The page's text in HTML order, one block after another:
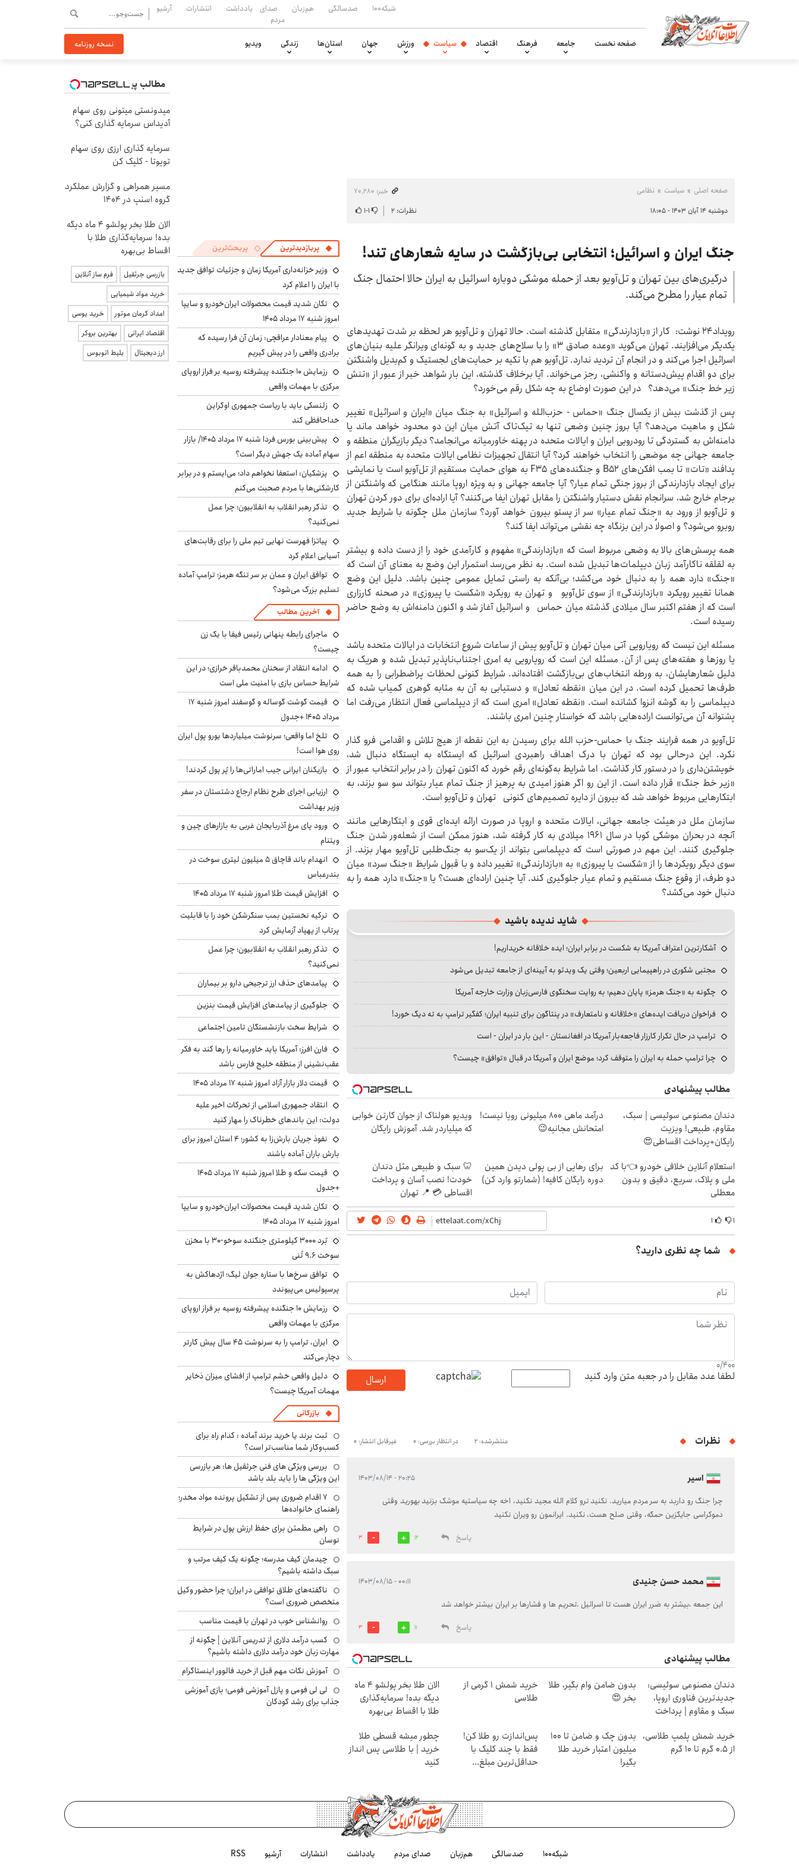
شبکه۱۰۰ صدسالگی هم‌زبان
صدای
مردم
یادداشت انتشارات آرشیو
صفحه نخست جامعه فرهنگ اقتصاد سیاست ورزش جهان استان‌ها زندگی ویدیو نسخه روزنامه
صفحه اصلی سیاست نظامی
خبر: ۷۰٬۲۸۰
دوشنبه ۱۴ آبان ۱۴۰۳ - ۱۸:۰۵
نظرات: ۲ ۱-۱
جنگ ایران و اسرائیل؛ انتخابی بی‌بازگشت در سایه شعارهای تند!
درگیری‌های بین تهران و تل‌آویو بعد از حمله موشکی دوباره اسرائیل به ایران حالا احتمال جنگ
تمام عیار را مطرح می‌کند.
رویداد۲۴ نوشت: کار از «بازدارندگی» متقابل گذشته است. حالا تهران و تل‌آویو هر لحظه بر شدت تهدیدهای
یکدیگر می‌افزایند. تهران می‌گوید «وعده صادق ۳» را با سلاح‌های جدید و به گونه‌ای ویرانگر علیه بنیان‌های
اسرائیل اجرا می‌کند و در انجام آن تردید ندارد. تل‌آویو هم با تکیه بر حمایت‌های لجستیک و کم‌بدیل واشنگتن
برای دو اقدام پیش‌دستانه و واکنشی، رجز می‌خواند. آیا برخلاف گذشته، این بار شواهد خبر از عبور از «تنش
زیر خط جنگ» می‌دهد؟ در این صورت اوضاع به چه شکل رقم می‌خورد؟
پس از گذشت بیش از یکسال جنگ «حماس - حزب‌الله و اسرائیل» به جنگ میان «ایران و اسرائیل» تغییر
شکل و ماهیت می‌دهد؟ آیا بروز چنین وضعی تنها به تیک‌تاک آتش میان این دو محدود خواهد ماند یا
دامنه‌اش به گستردگی تا رودرویی ایران و ایالات متحده در پهنه خاورمیانه می‌انجامد؟ دیگر بازیگران منطقه و
جامعه جهانی چه موضعی را انتخاب خواهند کرد؟ آیا انتقال تجهیزات نظامی ایالات متحده به منطقه اعم از
پدافند «تات» تا بمب افکن‌های B۵۲ و جنگنده‌های F۳۵ به هوای حمایت مستقیم از تل‌آویو است یا نمایشی
برای ایجاد بازدارندگی از بروز جنگی تمام عیار؟ آیا جامعه جهانی و به ویژه اروپا مانند هنگامی که واشنگتن از
برجام خارج شد، سرانجام نقش دستیار واشنگتن را مقابل تهران ایفا می‌کنند؟ آیا اراده‌ای برای دور کردن تهران
و تل‌آویو از ورود به «جنگ تمام عیار» سر از پستو بیرون خواهد آورد؟ سازمان ملل چگونه با شرایط جدید
روبرو می‌شود؟ و اصولاُ در این بزنگاه چه نقشی می‌تواند ایفا کند؟
همه پرسش‌های بالا به وضعی مربوط است که «بازدارندگی» مفهوم و کارآمدی خود را از دست داده و بیشتر
به لقلقه ناکارآمد زبان دیپلمات‌ها تبدیل شده است. به نظر می‌رسد استمرار این وضع به معنای آن است که
«جنگ» دارد همه را به دنبال خود می‌کشد؛ بی‌آنکه به راستی تمایل عمومی چنین باشد. دلیل این وضع
همانا تغییر رویکرد «بازدارندگی» از سوی تل‌آویو و تهران به رویکرد «شکست یا پیروزی» در صحنه کارزاری
است که از هفتم اکتبر سال میلادی گذشته میان حماس و اسرائیل آغاز شد و اکنون دامنه‌اش به وضع حاضر
رسیده است.
مسئله این نیست که رویارویی آتی میان تهران و تل‌آویو پیش از ساعات شروع انتخابات در ایالات متحده باشد
یا روزها و هفته‌های پس از آن. مسئله این است که رویارویی به امری اجتناب‌ناپذیر تبدیل شده و هریک به
دلیل شعارهایشان، به ورطه انتخاب‌های بی‌بازگشت افتاده‌اند. شرایط کنونی لحظات پراضطرابی را به همه
طرف‌ها تحمیل کرده است. در این میان «نقطه تعادل» و دستیابی به آن به مثابه گوهری کمیاب شده که
دیپلماسی را به گوشه انزوا کشانده است. «نقطه تعادل» امری است که از دیپلماسی فعال انتظار می‌رفت اما
پشتوانه آن می‌توانست اراده‌هایی باشد که خواستار چنین امری باشند.
تل‌آویو در همه فرایند جنگ با حماس-حزب الله برای رسیدن به این نقطه از هیچ تلاش و اقدامی فرو گذار
نکرد. این درحالی بود که تهران با درک اهداف راهبردی اسرائیل که ایستگاه به ایستگاه دنبال شد،
خویشتن‌داری را در دستور کار گذاشت. اما شرایط به‌گونه‌ای رقم خورد که اکنون تهران را در برابر انتخاب‌ عبور از
«زیر خط جنگ» قرار داده است. از این رو اگر هنوز امیدی به پرهیز از جنگ تمام عیار بتواند سو سو بزند، به
ابتکارهایی مربوط خواهد شد که بیرون از دایره تصمیم‌های کنونی تهران و تل‌آویو است.
سازمان ملل در هیئت جامعه جهانی، ایالات متحده و اروپا در صورت ارائه ایده‌ای قوی و ابتکارهایی مانند
آنچه در بحران موشکی کوبا در سال ۱۹۶۱ میلادی به کار گرفته شد، هنوز ممکن است از شعله‌ور شدن جنگ
جلوگیری کنند. این مهم در صورتی است که دیپلماسی بتواند از یک‌سو به جنگ‌طلبی تل‌آویو مهار بزند. از
سوی دیگر رویکردها را از «شکست یا پیروزی» به «بازدارندگی» تغییر داده و با قبول شرایط «جنگ سرد» میان
دو طرف، از وقوع جنگ مستقیم و تمام عیار جلوگیری کند. آیا چنین اراده‌ای هست؟ یا «جنگ» دارد همه را به
دنبال خود می‌کشد؟
شاید ندیده باشید
آشکارترین اعتراف آمریکا به شکست در برابر ایران؛ ایده خلاقانه خریداریم!
مجتبی شکوری در راهپیمایی اربعین؛ وقتی یک ویدئو به آیینه‌ای از جامعه تبدیل می‌شود
چگونه به «جنگ هرمز» پایان دهیم؛ به روایت سخنگوی فارسی‌زبان وزارت خارجه آمریکا
فراخوان دریافت ایده‌های «خلاقانه و نامتعارف» در پنتاگون برای تنبیه ایران؛ کفگیر ترامپ به ته دیگ خورد!
ترامپ در حال تکرار کارزار فاجعه‌بار آمریکا در افغانستان - این بار در ایران - است
چرا ترامپ حمله به ایران را متوقف کرد؛ موضع ایران و آمریکا در قبال «توافق» چیست؟
مطالب پیشنهادی
دندان مصنوعی سوئیسی | سبک،
مقاوم، طبیعی! ویزیت
رایگان+پرداخت اقساطی😍
درآمد ماهی 800 میلیونی رویا نیست!
امتحانش مجانیه😉
ویدیو هولناک از جوان کارتن خوابی
که میلیاردر شد. آموزش رایگان
استعلام آنلاین خلافی خودرو 👈با کد
ملی و پلاک، سریع، دقیق و بدون
معطلی
برای رهایی از بی پولی دیدن همین
دوره رایگان کافیه! (شمارتو وارد کن)
🦷 سبک و طبیعی مثل دندان
خودت! نصب آسان و پرداخت
اقساطی 💳 📍 تهران
۱ ۱
شما چه نظری دارید؟
0/400
لطفا عدد مقابل را در جعبه متن وارد کنید ارسال
نظرات منتشرشده: 2 در انتظار بررسی: 0 غیرقابل انتشار: 0
اسیر ۲۰:۲۵ - ۱۴۰۳/۰۸/۱۴
چرا جنگ رو داربد به سر مردم میارید. نکنید ترو کلام الله مجید نکنید، اخه چه سیاستیه موشک بزنید بهورید وقتی
دموکراسی جایگزین حمگه، وقتی صلح هست، نکنید. ایرانمون رو ویران نکنید
پاسخ
12
3
محمد حسن جنیدی ۰۰:۱۱ - ۱۴۰۳/۰۸/۱۵
این جمعه ،بیشتر به ضرر ایران هست تا اسرائیل .تحریم ها و فشارها بر ایران بیشتر خواهد شد
پاسخ
11
3
مطالب پیشنهادی
دندان مصنوعی سوئیسی:
جدیدترین فناوری اروپا،
سبک و مقاوم | پرداخت
بدون ضامن وام بگیر، طلا
بخر 😍
خرید شمش 1 گرمی از
طلاسی
الان طلا بخر پولشو 4 ماه
دیگه بده! سرمایه‌گذاری
طلا با اقساط بی‌بهره
خرید شمش پلمپ طلاسی،
از ۰.۵ گرم تا ۱۰ گرم
بدون چک و ضامن تا 100
میلیون اعتبار خرید طلا
بگیر!
پس‌اندازت رو طلا کن!
فقط با چند کلیک با
حداقل‌ترین مبلغ...
چطور میشه قسطی طلا
خرید | با طلاسی پس انداز
کنید
پربازدیدترین پربحث‌ترین
وزیر خزانه‌داری آمریکا زمان و جزئیات توافق جدید
با ایران را اعلام کرد
تکان شدید قیمت محصولات ایران‌خودرو و سایپا
امروز شنبه ۱۷ مرداد ۱۴۰۵
پیام معنادار عراقچی: زمان آن فرا رسیده که
برادری واقعی را در پیش گیریم
رزمایش ۱۰ جنگنده پیشرفته روسیه بر فراز اروپای
مرکزی با مهمات واقعی
زلنسکی باید با ریاست جمهوری اوکراین
خداحافظی کند
پیش‌بینی بورس فردا شنبه ۱۷ مرداد ۱۴۰۵/ بازار
سهام آماده یک جهش دیگر است؟
پزشکیان: استعفا نخواهم داد؛ می‌ایستم و در برابر
کارشکنی‌ها با مردم صحبت می‌کنم
تذکر رهبر انقلاب به انقلابیون؛ چرا عمل
نمی‌کنید؟
پیاتزا فهرست نهایی تیم ملی را برای رقابت‌های
آسیایی اعلام کرد
توافق ایران و عمان بر سر تنگه هرمز؛ ترامپ آماده
تسلیم بزرگ می‌شود؟
آخرین مطالب
ماجرای رابطه پنهانی رئیس فیفا با یک زن
چیست؟
ادامه انتقاد از سخنان محمدباقر خرازی؛ در این
شرایط حساس بازی با امنیت ملی است
قیمت گوشت گوساله و گوسفند امروز شنبه ۱۷
مرداد ۱۴۰۵ +جدول
تلخ اما واقعی؛ سرنوشت میلیاردها یورو پول ایران
روی هوا است!
بازیکنان ایرانی جیب اماراتی‌ها را پُر پول کردند!
ارزیابی اجرای طرح نظام ارجاع دشتستان در سفر
وزیر بهداشت
ورود پای مرغ آذربایجان غربی به بازارهای چین و
ویتنام
انهدام باند قاچاق ۵ میلیون لیتری سوخت در
بندرعباس
افزایش قیمت طلا امروز شنبه ۱۷ مرداد ۱۴۰۵
ترکیه نخستین بمب سنگرشکن خود را با قابلیت
پرتاب از پهپاد آزمایش کرد
تذکر رهبر انقلاب به انقلابیون؛ چرا عمل
نمی‌کنید؟
پیامدهای حذف ارز ترجیحی دارو بر بیماران
جلوگیری از پیامدهای افزایش قیمت بنزین
شرایط سخت بازنشستگان تامین اجتماعی
فارن افرز: آمریکا باید خاورمیانه را رها کند به فکر
عقب‌نشینی از منطقه خلیج فارس باشد
قیمت دلار بازار آزاد امروز شنبه ۱۷ مرداد ۱۴۰۵
انتقاد جمهوری اسلامی از تحرکات اخیر علیه
دولت: این باندهای خطرناک را مهار کنید
نفوذ جریان بارش‌زا به کشور؛ ۴ استان امروز برای
بارش باران آماده باشند
قیمت سکه و طلا امروز شنبه ۱۷ مرداد ۱۴۰۵
+جدول
تکان شدید قیمت محصولات ایران‌خودرو و سایپا
امروز شنبه ۱۷ مرداد ۱۴۰۵
بُرد ۳۰۰۰ کیلومتری جنگنده سوخو-۳۰ با مخزن
سوخت ۹.۶ تُنی
توافق سرخ‌ها با ستاره جوان لیگ؛ اژدهاکش به
پرسپولیس می‌پیوندد
رزمایش ۱۰ جنگنده پیشرفته روسیه بر فراز اروپای
مرکزی با مهمات واقعی
ایران، ترامپ را به سرنوشت ۴۵ سال پیش کارتر
دچار می‌کند
دلیل واقعی خشم ترامپ از افشای میزان ذخایر
مهمات آمریکا چیست؟
بازرگانی
ثبت برند یا خرید برند آماده : کدام راه برای
کسب‌وکار شما مناسب‌تر است؟
بررسی ویژگی های فنی جرثقیل ها: هر بازرسی
این ویژگی ها را باید بلد باشد
۷ اقدام ضروری پس از تشکیل پرونده مواد مخدر؛
راهنمای خانواده‌ها
راهی مطمئن برای حفظ ارزش پول در شرایط
نوسان
چیدمان کیف مدرسه؛ چگونه یک کیف مرتب و
سبک داشته باشیم؟
ناگفته‌های طلاق توافقی در ایران؛ چرا حضور وکیل
متخصص ضروری است؟
روانشناس خوب در تهران با قیمت مناسب
کسب درآمد دلاری از تدریس آنلاین | چگونه از
مهارت زبان خود درآمد دلاری داشته باشیم؟
آموزش نکات مهم قبل از خرید فالوور اینستاگرام
لی لی فومی و پازل آموزشی فومی؛ بازی آموزشی
جذاب برای رشد کودکان
مطالب پیشنهادی
میدونستی میتونی روی سهام
آدیداس سرمایه گذاری کنی؟
سرمایه گذاری ارزی روی سهام
تویوتا - کلیک کن
مسیر همراهی و گزارش عملکرد
گروه اسنپ در ۱۴۰۴
الان طلا بخر پولشو 4 ماه دیگه
بده! سرمایه‌گذاری طلا با
اقساط بی‌بهره
بازرسی جرثقیل
فرم ساز آنلاین
خرید مواد شیمیایی
امداد کرمان موتور
خرید یوسی
اقتصاد ایرانی
بهترین بروکر
ارز دیجیتال
بلیط اتوبوس
شبکه۱۰۰ صدسالگی هم‌زبان صدای مردم یادداشت انتشارات آرشیو RSS